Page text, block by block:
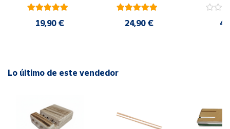
la realidad.
Siendo un material hecho en madera, el veteado puede
amortiguación
19,90 €
espacio para los
24,90 €
Lo último de este vendedor